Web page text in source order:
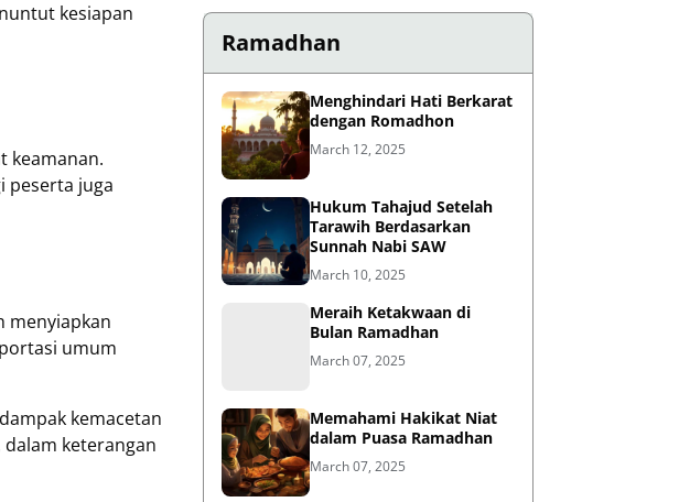
kesiapan
keamanan.
peserta juga
menyiapkan
umum
kemacetan
dalam keterangan
Ramadhan
Menghindari Hati Berkarat
dengan Romadhon
March 12, 2025
Hukum Tahajud Setelah
Tarawih Berdasarkan
Sunnah Nabi SAW
March 10, 2025
Meraih Ketakwaan di
Bulan Ramadhan
March 07, 2025
Memahami Hakikat Niat
dalam Puasa Ramadhan
March 07, 2025